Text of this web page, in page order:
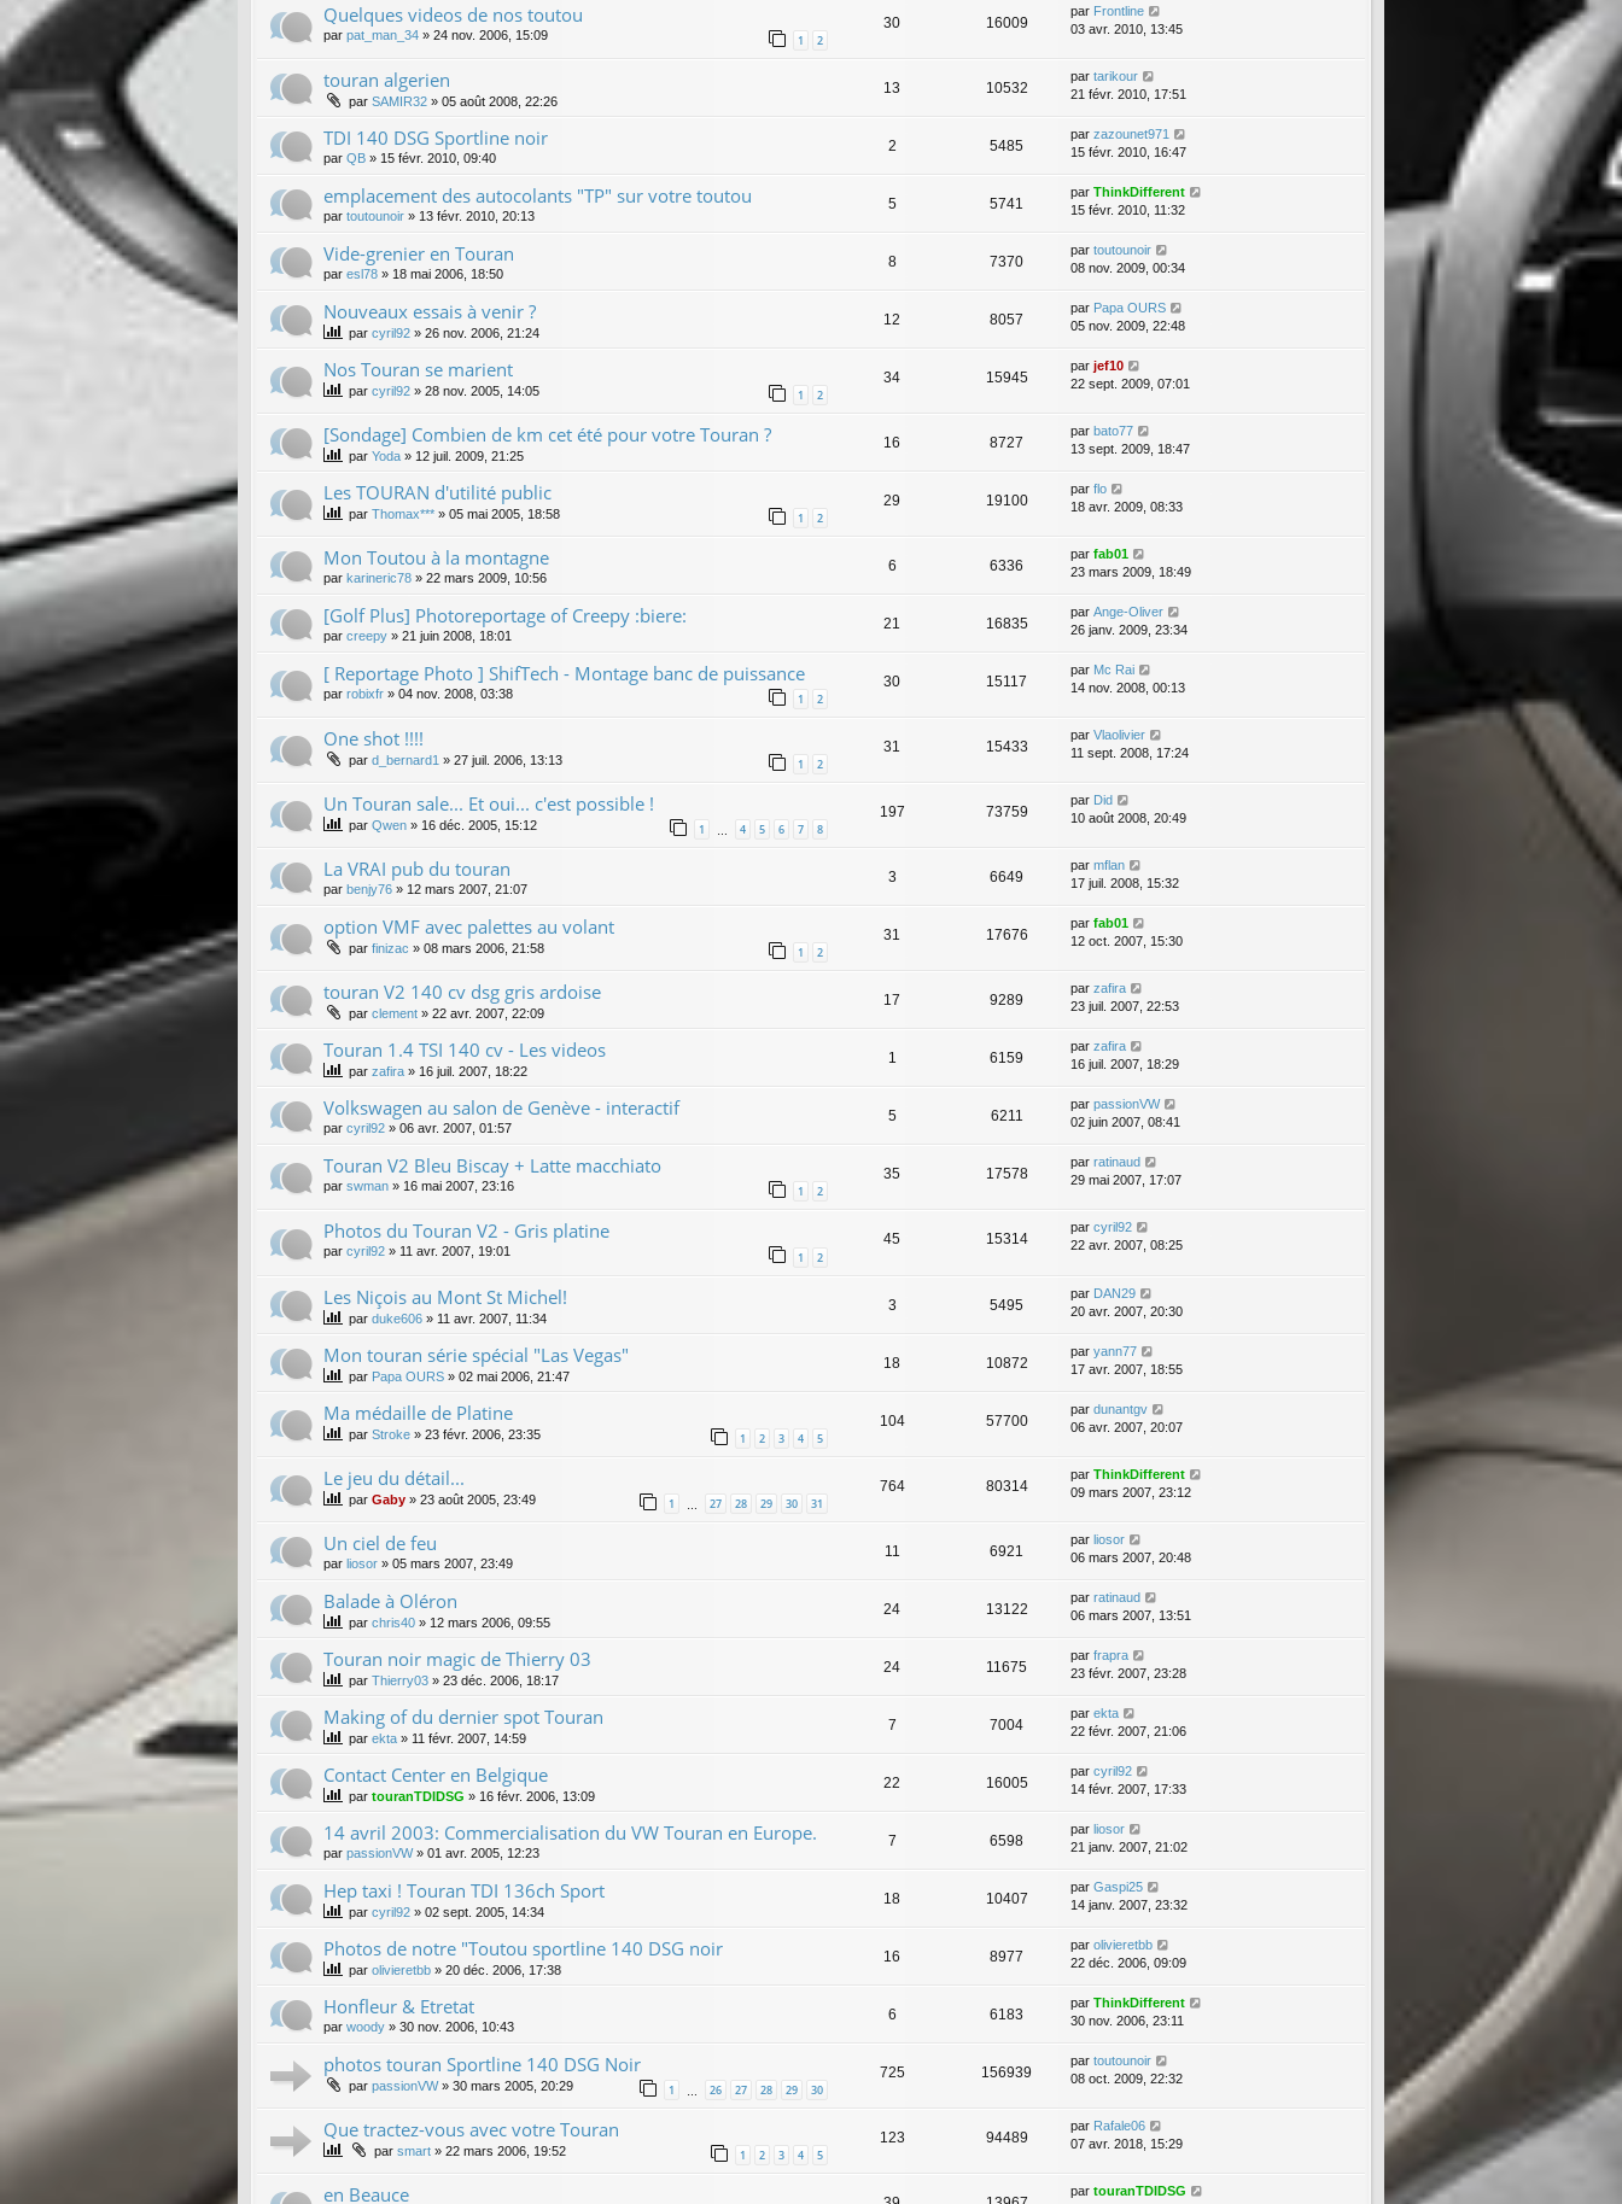
Quelques videos de nos toutou
par pat_man_34 » 24 nov. 2006, 15:09 1 2
30 16009
par Frontline
03 avr. 2010, 13:45
touran algerien
par SAMIR32 » 05 août 2008, 22:26
13 10532
par tarikour
21 févr. 2010, 17:51
TDI 140 DSG Sportline noir
par QB » 15 févr. 2010, 09:40
2 5485
par zazounet971
15 févr. 2010, 16:47
emplacement des autocolants "TP" sur votre toutou
par toutounoir » 13 févr. 2010, 20:13
5 5741
par ThinkDifferent
15 févr. 2010, 11:32
Vide-grenier en Touran
par esl78 » 18 mai 2006, 18:50
8 7370
par toutounoir
08 nov. 2009, 00:34
Nouveaux essais à venir ?
par cyril92 » 26 nov. 2006, 21:24
12 8057
par Papa OURS
05 nov. 2009, 22:48
Nos Touran se marient
par cyril92 » 28 nov. 2005, 14:05 1 2
34 15945
par jef10
22 sept. 2009, 07:01
[Sondage] Combien de km cet été pour votre Touran ?
par Yoda » 12 juil. 2009, 21:25
16 8727
par bato77
13 sept. 2009, 18:47
Les TOURAN d'utilité public
par Thomax*** » 05 mai 2005, 18:58 1 2
29 19100
par flo
18 avr. 2009, 08:33
Mon Toutou à la montagne
par karineric78 » 22 mars 2009, 10:56
6 6336
par fab01
23 mars 2009, 18:49
[Golf Plus] Photoreportage of Creepy :biere:
par creepy » 21 juin 2008, 18:01
21 16835
par Ange-Oliver
26 janv. 2009, 23:34
[ Reportage Photo ] ShifTech - Montage banc de puissance
par robixfr » 04 nov. 2008, 03:38 1 2
30 15117
par Mc Rai
14 nov. 2008, 00:13
One shot !!!!
par d_bernard1 » 27 juil. 2006, 13:13 1 2
31 15433
par Vlaolivier
11 sept. 2008, 17:24
Un Touran sale... Et oui... c'est possible !
par Qwen » 16 déc. 2005, 15:12 1 … 4 5 6 7 8
197 73759
par Did
10 août 2008, 20:49
La VRAI pub du touran
par benjy76 » 12 mars 2007, 21:07
3 6649
par mflan
17 juil. 2008, 15:32
option VMF avec palettes au volant
par finizac » 08 mars 2006, 21:58 1 2
31 17676
par fab01
12 oct. 2007, 15:30
touran V2 140 cv dsg gris ardoise
par clement » 22 avr. 2007, 22:09
17 9289
par zafira
23 juil. 2007, 22:53
Touran 1.4 TSI 140 cv - Les videos
par zafira » 16 juil. 2007, 18:22
1 6159
par zafira
16 juil. 2007, 18:29
Volkswagen au salon de Genève - interactif
par cyril92 » 06 avr. 2007, 01:57
5 6211
par passionVW
02 juin 2007, 08:41
Touran V2 Bleu Biscay + Latte macchiato
par swman » 16 mai 2007, 23:16 1 2
35 17578
par ratinaud
29 mai 2007, 17:07
Photos du Touran V2 - Gris platine
par cyril92 » 11 avr. 2007, 19:01 1 2
45 15314
par cyril92
22 avr. 2007, 08:25
Les Niçois au Mont St Michel!
par duke606 » 11 avr. 2007, 11:34
3 5495
par DAN29
20 avr. 2007, 20:30
Mon touran série spécial "Las Vegas"
par Papa OURS » 02 mai 2006, 21:47
18 10872
par yann77
17 avr. 2007, 18:55
Ma médaille de Platine
par Stroke » 23 févr. 2006, 23:35 1 2 3 4 5
104 57700
par dunantgv
06 avr. 2007, 20:07
Le jeu du détail...
par Gaby » 23 août 2005, 23:49 1 27 28 29 30 31
764 80314
par ThinkDifferent
09 mars 2007, 23:12
Un ciel de feu
par liosor » 05 mars 2007, 23:49
11 6921
par liosor
06 mars 2007, 20:48
Balade à Oléron
par chris40 » 12 mars 2006, 09:55
24 13122
par ratinaud
06 mars 2007, 13:51
Touran noir magic de Thierry 03
par Thierry03 » 23 déc. 2006, 18:17
24 11675
par frapra
23 févr. 2007, 23:28
Making of du dernier spot Touran
par ekta » 11 févr. 2007, 14:59
7 7004
par ekta
22 févr. 2007, 21:06
Contact Center en Belgique
par touranTDIDSG » 16 févr. 2006, 13:09
22 16005
par cyril92
14 févr. 2007, 17:33
14 avril 2003: Commercialisation du VW Touran en Europe.
par passionVW» 01 avr. 2005, 12:23
7 6598
par liosor
21 janv. 2007, 21:02
Hep taxi ! Touran TDI 136ch Sport
par cyril92 » 02 sept. 2005, 14:34
18 10407
par Gaspi25
14 janv. 2007, 23:32
Photos de notre "Toutou sportline 140 DSG noir
par olivieretbb » 20 déc. 2006, 17:38
16 8977
par olivieretbb
22 déc. 2006, 09:09
Honfleur & Etretat
par woody » 30 nov. 2006, 10:43
6 6183
par ThinkDifferent
30 nov. 2006, 23:11
photos touran Sportline 140 DSG Noir
par passionVW» 30 mars 2005, 20:29 1 26 27 28 29 30
725 156939
par toutounoir
08 oct. 2009, 22:32
Que tractez-vous avec votre Touran
par smart » 22 mars 2006, 19:52 1 2 3 4 5
123 94489
par Rafale06
07 avr. 2018, 15:29
en Beauce par touranTDIDSG